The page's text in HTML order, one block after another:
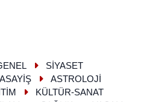
SİYASET
ASAYİŞ
ASTROLOJİ
KÜLTÜR-SANAT